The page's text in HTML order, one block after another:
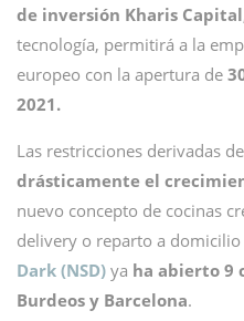
de inversión Kharis
tecnología, permitirá a la
europeo con la apertura de
2021.
Las restricciones derivadas
drásticamente el
nuevo concepto de cocinas
delivery o reparto a domicilio
Dark (NSD) ya ha abierto 9
Burdeos y Barcelona.